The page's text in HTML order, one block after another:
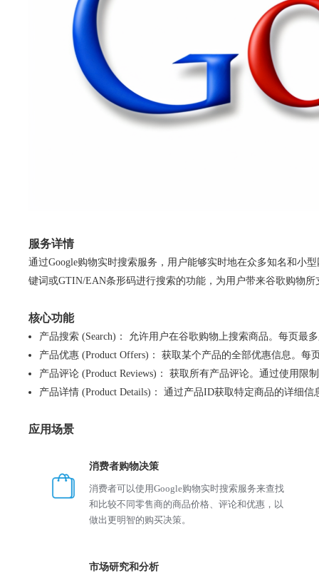
服务详情
通过Google购物实时搜索服务，用户能够实时地在众多知名和小
键词或GTIN/EAN条形码进行搜索的功能，为用户带来谷歌购物
核心功能
产品搜索 (Search)： 允许用户在谷歌购物上搜索商品。每页最
产品优惠 (Product Offers)： 获取某个产品的全部优惠信息。每
产品评论 (Product Reviews)： 获取所有产品评论。通过使用
产品详情 (Product Details)： 通过产品ID获取特定商品的详细
应用场景
消费者购物决策
消费者可以使用Google购物实时搜索服务来查找
和比较不同零售商的商品价格、评论和优惠，以
做出更明智的购买决策。
市场研究和分析